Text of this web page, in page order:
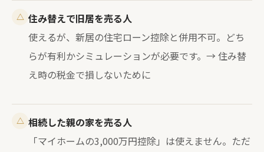
△ 住み替えで旧居を売る人
使えるが、新居の住宅ローン控除と併用不可。どち
らが有利かシミュレーションが必要です。→ 住み替
え時の税金で損しないために
△ 相続した親の家を売る人
「マイホームの3,000万円控除」は使えません。ただ